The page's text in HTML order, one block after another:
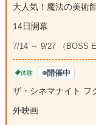
大人気！魔法の美術
14日開幕
7/14 ～ 9/27 （BOSS
体験 開催中
ザ・シネマナイト フ
外映画